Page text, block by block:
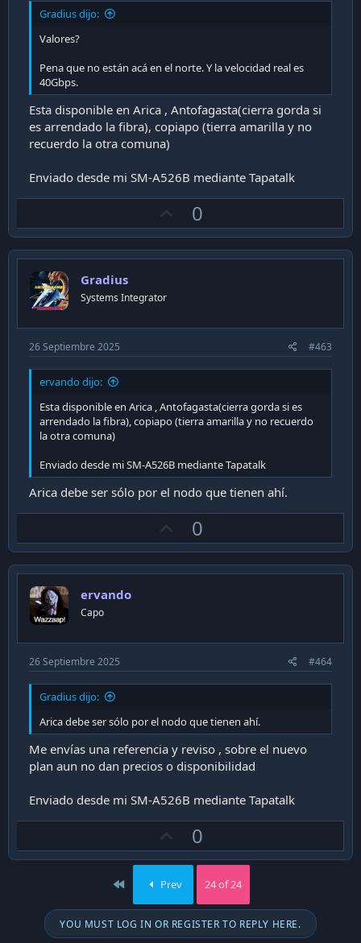
Gradius dijo:
Valores?
Pena que no están acá en el norte. Y la velocidad real es
40Gbps.
Esta disponible en Arica , Antofagasta(cierra gorda si
es arrendado la fibra), copiapo (tierra amarilla y no
recuerdo la otra comuna)
Enviado desde mi SM-A526B mediante Tapatalk
p
v
0
Gradius
Systems Integrator
26 Septiembre 2025 #463
ervando dijo:
Esta disponible en Arica , Antofagasta(cierra gorda si es
arrendado la fibra), copiapo (tierra amarilla y no recuerdo
la otra comuna)
Enviado desde mi SM-A526B mediante Tapatalk
Arica debe ser sólo por el nodo que tienen ahí.
p
v
0
ervando
Capo
26 Septiembre 2025 #464
Gradius dijo:
Arica debe ser sólo por el nodo que tienen ahí.
Me envías una referencia y reviso , sobre el nuevo
plan aun no dan precios o disponibilidad
Enviado desde mi SM-A526B mediante Tapatalk
p
v
o
t
e
0
First Prev 24 of 24
YOU MUST LOG IN OR REGISTER TO REPLY HERE.